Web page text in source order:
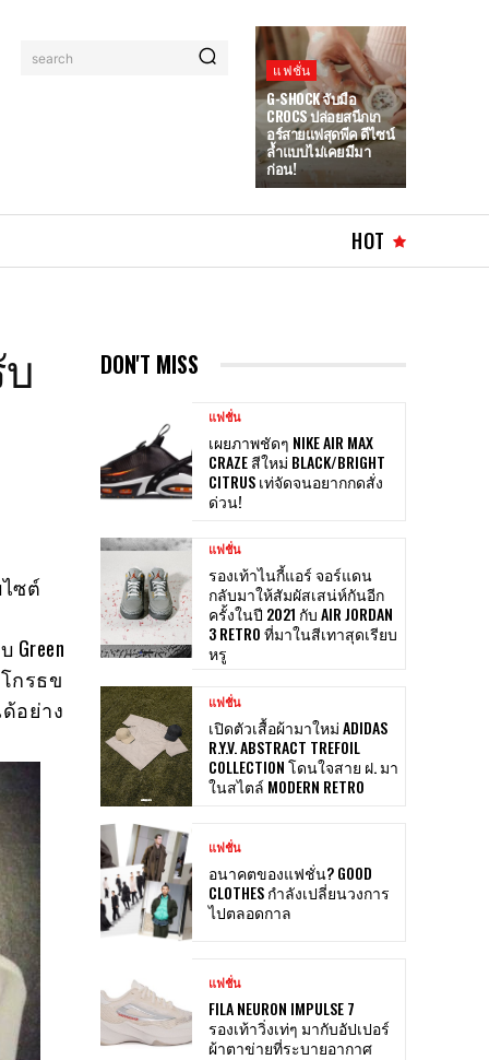
search
แฟชั่น
G-SHOCK จับมือ
CROCS ปล่อยสนีกเก
อร์สายแฟสุดพีค ดีไซน์
ล้ำแบบไม่เคยมีมา
ก่อน!
HOT
ไซต์
Green
กรธข
อย่าง
DON'T MISS
แฟชั่น
เผยภาพชัดๆ NIKE AIR MAX
CRAZE สีใหม่ BLACK/BRIGHT
CITRUS เท่จัดจนอยากกดสั่ง
ด่วน!
แฟชั่น
รองเท้าไนกี้แอร์ จอร์แดน
กลับมาให้สัมผัสเสน่ห์กันอีก
ครั้งในปี 2021 กับ AIR JORDAN
3 RETRO ที่มาในสีเทาสุดเรียบ
หรู
แฟชั่น
เปิดตัวเสื้อผ้ามาใหม่ ADIDAS
R.Y.V. ABSTRACT TREFOIL
COLLECTION โดนใจสาย ฝ. มา
ในสไตล์ MODERN RETRO
แฟชั่น
อนาคตของแฟชั่น? GOOD
CLOTHES กำลังเปลี่ยนวงการ
ไปตลอดกาล
แฟชั่น
FILA NEURON IMPULSE 7
รองเท้าวิ่งเท่ๆ มากับอัปเปอร์
ผ้าตาข่ายที่ระบายอากาศ